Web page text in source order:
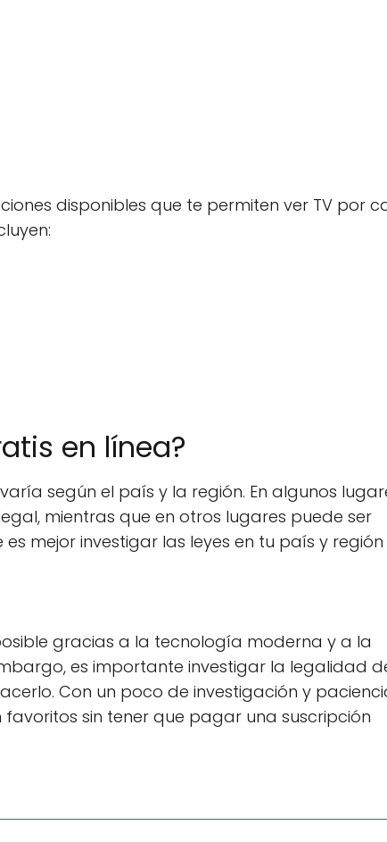
disponibles que te permiten ver TV por
en línea?
según el país y la región. En algunos
mientras que en otros lugares puede ser
mejor investigar las leyes en tu país y
gracias a la tecnología moderna y a la
es importante investigar la legalidad
Con un poco de investigación y
sin tener que pagar una suscripción